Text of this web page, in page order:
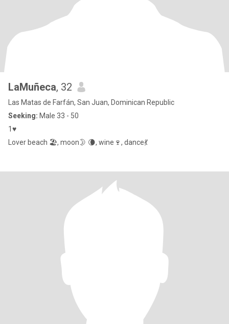
LaMuñeca, 32
Las Matas de Farfán, San Juan, Dominican Republic
Seeking: Male 33 - 50
1♥️
Lover beach 🏖, moon🌛 🌘, wine🍷, dance💃